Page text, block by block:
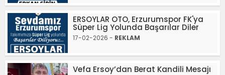
ERSOYLAR OTO, Erzurumspor FK'ya
Süper Lig Yolunda Başarılar Diler
17-02-2026 - REKLAM
Vefa Ersoy’dan Berat Kandili Mesajı